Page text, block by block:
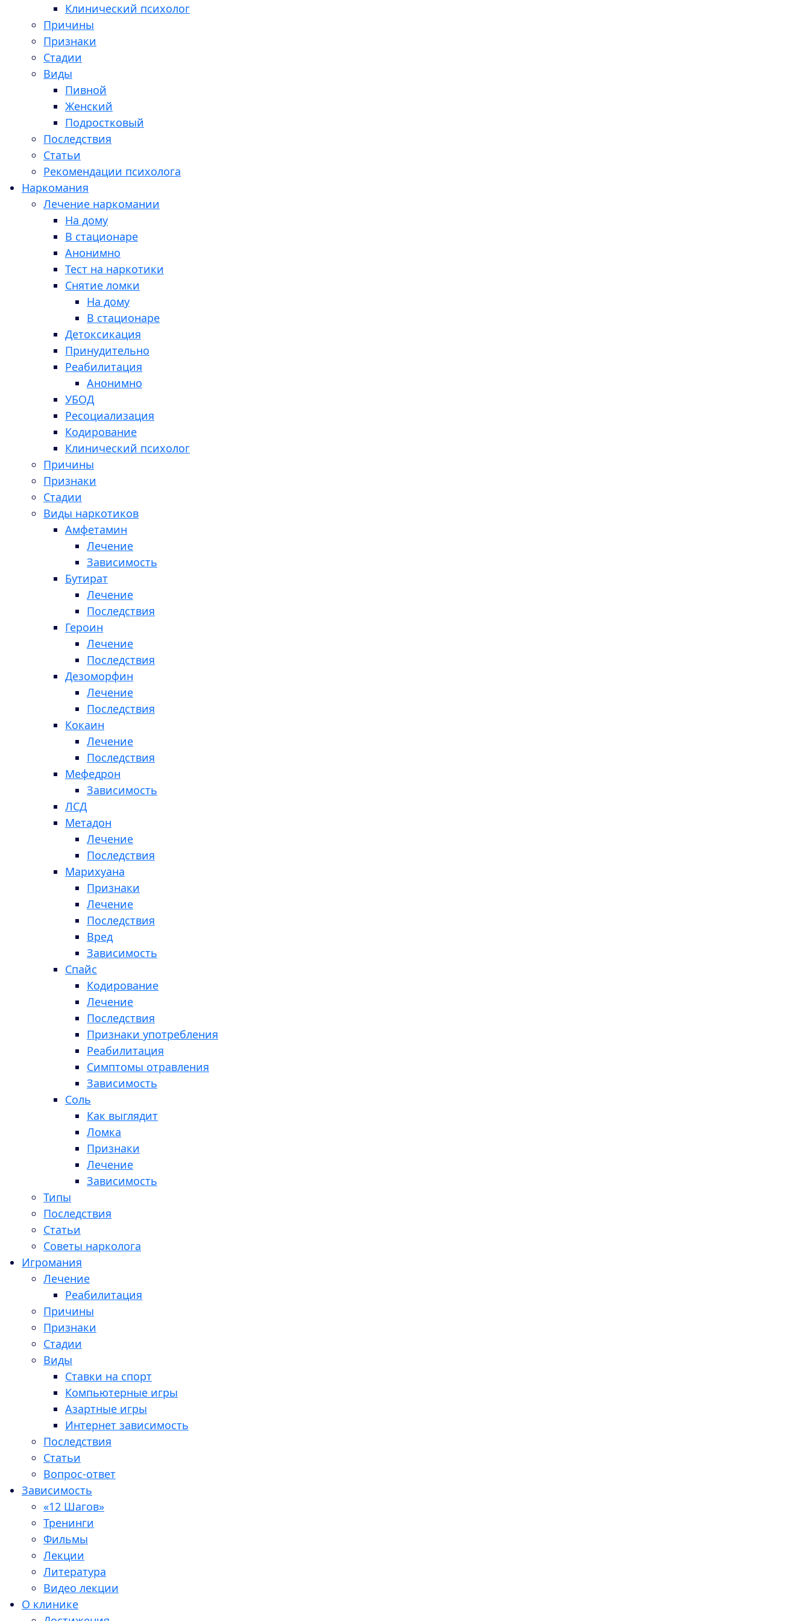
Клинический психолог
Причины
Признаки
Стадии
Виды
Пивной
Женский
Подростковый
Последствия
Статьи
Рекомендации психолога
Наркомания
Лечение наркомании
На дому
В стационаре
Анонимно
Тест на наркотики
Снятие ломки
На дому
В стационаре
Детоксикация
Принудительно
Реабилитация
Анонимно
УБОД
Ресоциализация
Кодирование
Клинический психолог
Причины
Признаки
Стадии
Виды наркотиков
Амфетамин
Лечение
Зависимость
Бутират
Лечение
Последствия
Героин
Лечение
Последствия
Дезоморфин
Лечение
Последствия
Кокаин
Лечение
Последствия
Мефедрон
Зависимость
ЛСД
Метадон
Лечение
Последствия
Марихуана
Признаки
Лечение
Последствия
Вред
Зависимость
Спайс
Кодирование
Лечение
Последствия
Признаки употребления
Реабилитация
Симптомы отравления
Зависимость
Соль
Как выглядит
Ломка
Признаки
Лечение
Зависимость
Типы
Последствия
Статьи
Советы нарколога
Игромания
Лечение
Реабилитация
Причины
Признаки
Стадии
Виды
Ставки на спорт
Компьютерные игры
Азартные игры
Интернет зависимость
Последствия
Статьи
Вопрос-ответ
Зависимость
«12 Шагов»
Тренинги
Фильмы
Лекции
Литература
Видео лекции
О клинике